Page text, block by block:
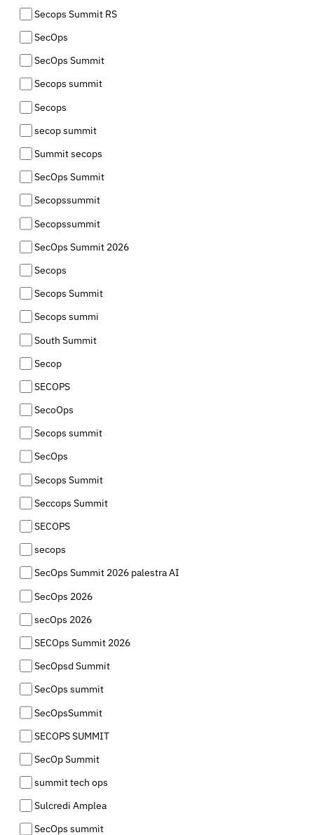
Secops Summit RS
SecOps
SecOps Summit
Secops summit
Secops
secop summit
Summit secops
SecOps Summit
Secopssummit
Secopssummit
SecOps Summit 2026
Secops
Secops Summit
Secops summi
South Summit
Secop
SECOPS
SecoOps
Secops summit
SecOps
Secops Summit
Seccops Summit
SECOPS
secops
SecOps Summit 2026 palestra AI
SecOps 2026
secOps 2026
SECOps Summit 2026
SecOpsd Summit
SecOps summit
SecOpsSummit
SECOPS SUMMIT
SecOp Summit
summit tech ops
Sulcredi Amplea
SecOps summit